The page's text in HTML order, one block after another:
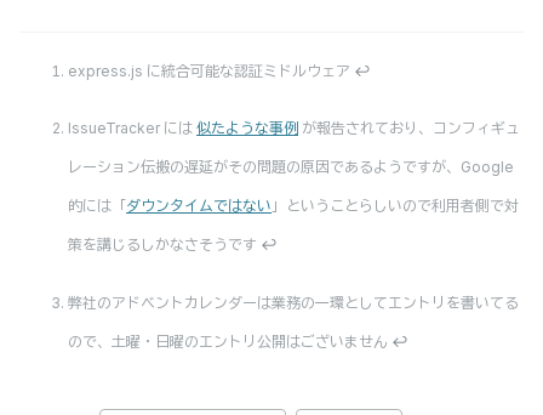
express.js に統合可能な認証ミドルウェア ↩
IssueTracker には 似たような事例 が報告されており、コンフィギュ
レーション伝搬の遅延がその問題の原因であるようですが、Google
的には「ダウンタイムではない 」ということらしいので利用者側で対
策を講じるしかなさそうです ↩
弊社のアドベントカレンダーは業務の一環としてエントリを書いてる
ので、土曜・日曜のエントリ公開はございません ↩